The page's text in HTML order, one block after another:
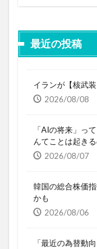
最近の投稿
イランが【核武
2026/08/08
「AIの将来」っ
んてことは起き
2026/08/07
韓国の総合株価
かも
2026/08/06
「最近の為替動